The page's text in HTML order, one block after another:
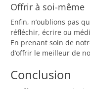
Offrir à soi-même
Enfin, n’oublions pas
réfléchir, écrire ou
En prenant soin de
d’offrir le meilleur de
Conclusion